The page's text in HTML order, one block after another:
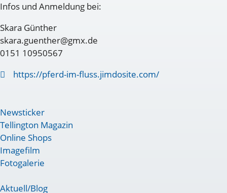
Infos und Anmeldung bei:
Skara Günther
skara.guenther@gmx.de
0151 10950567
https://pferd-im-fluss.jimdosite.com/
Newsticker
Tellington Magazin
Online Shops
Imagefilm
Fotogalerie
Aktuell/Blog